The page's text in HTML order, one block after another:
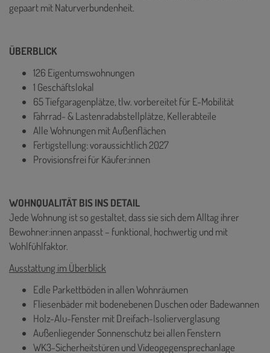
gepaart mit Naturverbundenheit.
ÜBERBLICK
126 Eigentumswohnungen
1 Geschäftslokal
65 Tiefgaragenplätze, tlw. vorbereitet für E-Mobilität
Fahrrad- & Lastenradabstellplätze, Kellerabteile
Alle Wohnungen mit Außenflächen
Fertigstellung: voraussichtlich 2027
Provisionsfrei für Käufer:innen
WOHNQUALITÄT BIS INS DETAIL
Jede Wohnung ist so gestaltet, dass sie sich dem Alltag ihrer
Bewohner:innen anpasst – funktional, hochwertig und mit
Wohlfühlfaktor.
Ausstattung im Überblick
Edle Parkettböden in allen Wohnräumen
Fliesenbäder mit bodenebenen Duschen oder Badewannen
Holz-Alu-Fenster mit Dreifach-Isolierverglasung
Außenliegender Sonnenschutz bei allen Fenstern
WK3-Sicherheitstüren und Videogegensprechanlage